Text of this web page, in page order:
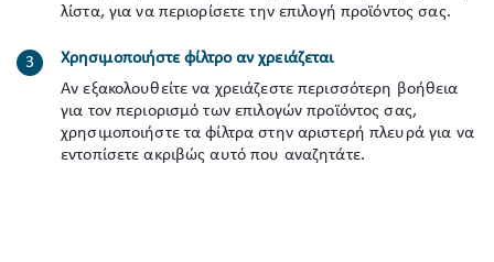
λίστα, για να περιορίσετε την επιλογή προϊόντος σας.
Χρησιμοποιήστε φίλτρο αν χρειάζεται
Αν εξακολουθείτε να χρειάζεστε περισσότερη βοήθεια
για τον περιορισμό των επιλογών προϊόντος σας,
χρησιμοποιήστε τα φίλτρα στην αριστερή πλευρά για να
εντοπίσετε ακριβώς αυτό που αναζητάτε.